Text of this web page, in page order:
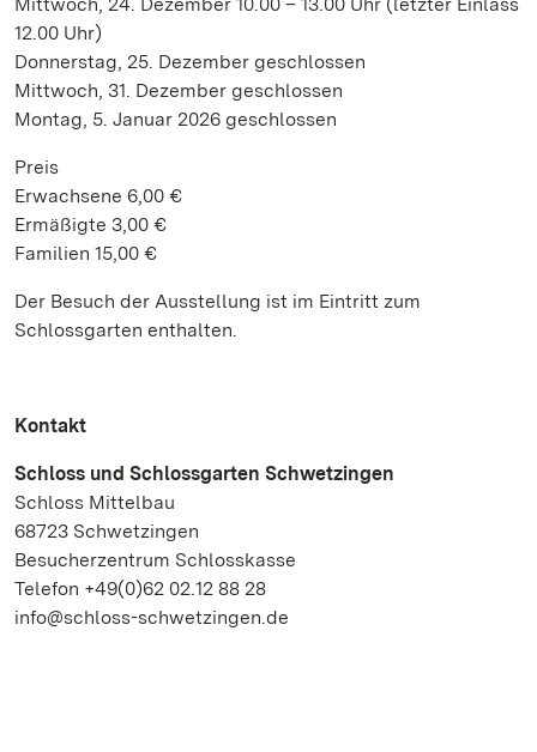
12.00 Uhr)
Donnerstag, 25. Dezember geschlossen
Mittwoch, 31. Dezember geschlossen
Montag, 5. Januar 2026 geschlossen
Preis
Erwachsene 6,00 €
Ermäßigte 3,00 €
Familien 15,00 €
Der Besuch der Ausstellung ist im Eintritt zum
Schlossgarten enthalten.
Kontakt
Schloss und Schlossgarten Schwetzingen
Schloss Mittelbau
68723 Schwetzingen
Besucherzentrum Schlosskasse
Telefon +49(0)62 02.12 88 28
info@schloss-schwetzingen.de